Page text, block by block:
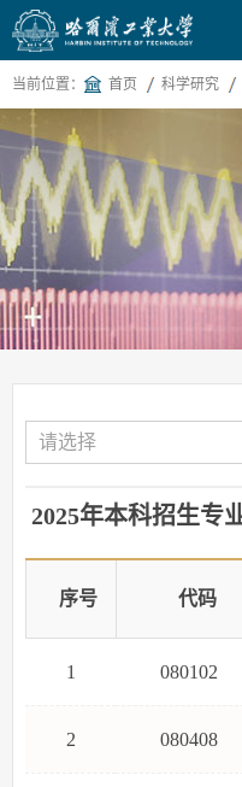
当前位置： 首页 科学研究
请选择
2025年本科招生专
序号 代码
1 080102
2 080408